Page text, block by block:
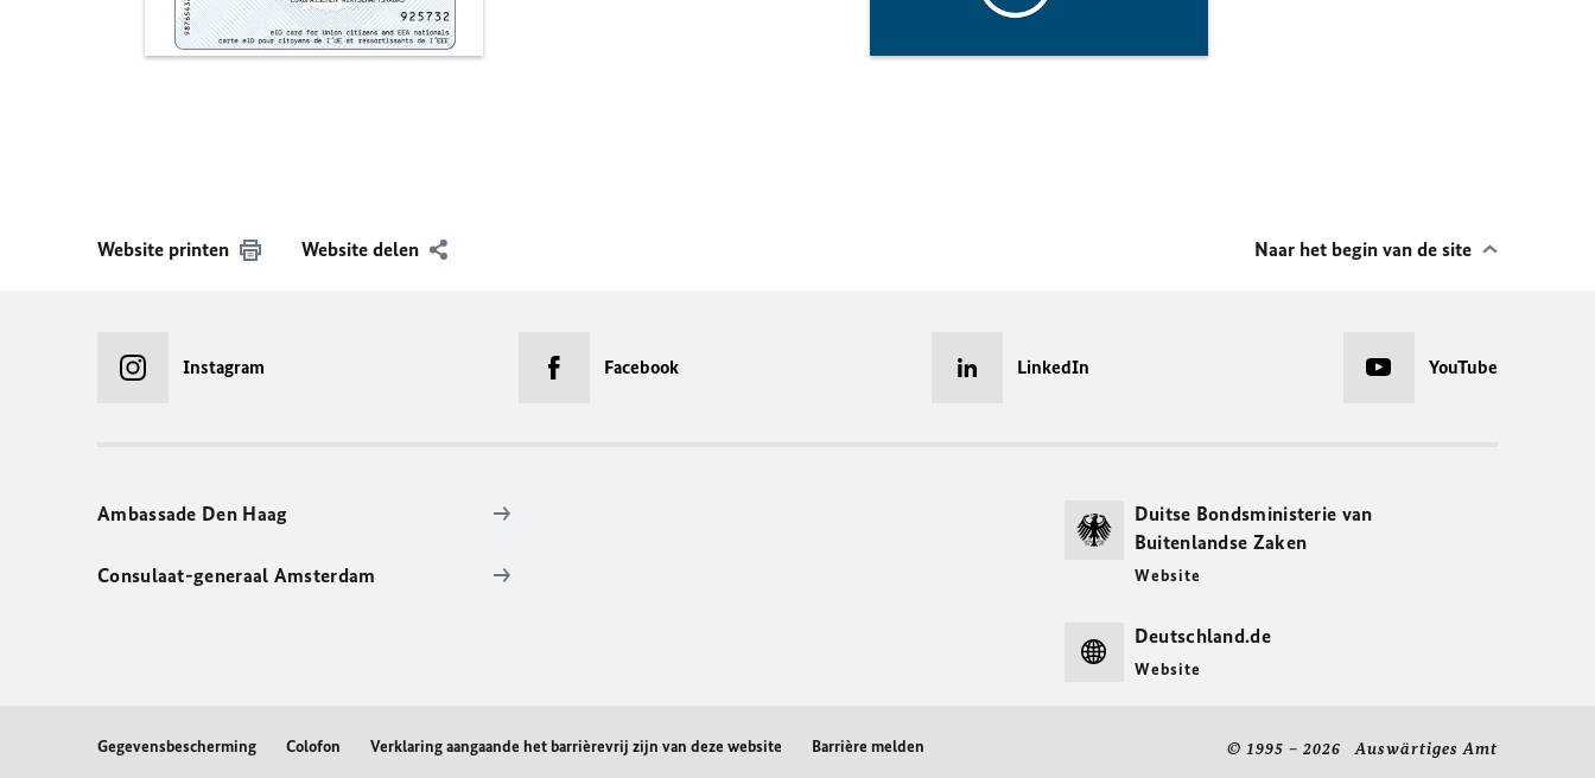
Website printen Website delen Naar het begin van de site
Instagram Facebook LinkedIn YouTube
Ambassade Den Haag
Consulaat-generaal Amsterdam
Duitse Bondsministerie van
Buitenlandse Zaken
Website
Deutschland.de
Website
Gegevensbescherming Colofon Verklaring aangaande het barrièrevrij zijn van deze website Barrière melden © 1995 – 2026 Auswärtiges Amt